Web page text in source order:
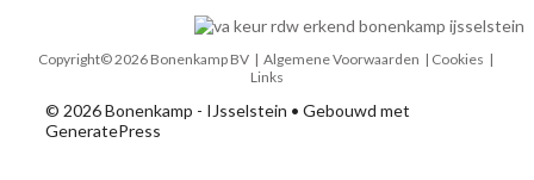
Copyright© 2026 Bonenkamp BV | Algemene Voorwaarden | Cookies |
Links
© 2026 Bonenkamp - IJsselstein • Gebouwd met
GeneratePress